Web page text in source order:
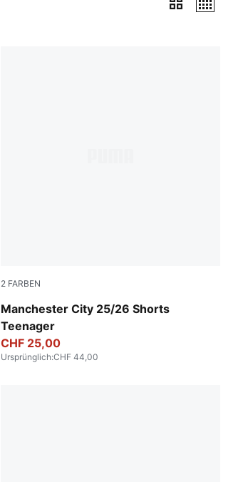
2 FARBEN
Manchester City 25/26 Shorts
Teenager
Puma Black
CHF 25,00
Ursprünglich:CHF 44,00